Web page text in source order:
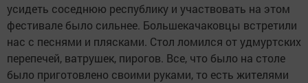
усидеть соседнюю республику и участвовать на этом
фестивале было сильнее. Большекачаковцы встретили
нас с песнями и плясками. Стол ломился от удмуртских
перепечей, ватрушек, пирогов. Все, что было на столе
было приготовлено своими руками, то есть жителями